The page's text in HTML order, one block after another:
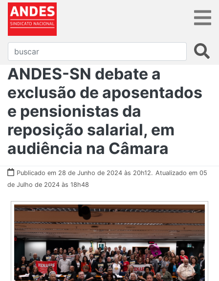
ANDES-SN debate a
exclusão de aposentados
e pensionistas da
reposição salarial, em
audiência na Câmara
Publicado em 28 de Junho de 2024 às 20h12. Atualizado em 05
de Julho de 2024 às 18h48